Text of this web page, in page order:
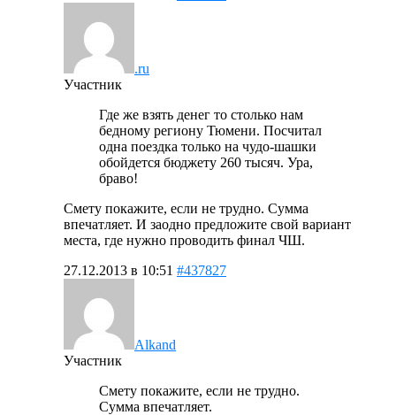
.ru
Участник
Где же взять денег то столько нам
бедному региону Тюмени. Посчитал
одна поездка только на чудо-шашки
обойдется бюджету 260 тысяч. Ура,
браво!
Смету покажите, если не трудно. Сумма
впечатляет. И заодно предложите свой вариант
места, где нужно проводить финал ЧШ.
27.12.2013 в 10:51 #437827
Alkand
Участник
Смету покажите, если не трудно.
Сумма впечатляет.